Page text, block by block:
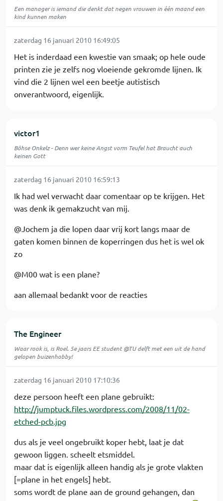
Een manager is iemand die denkt dat negen vrouwen in één maand een
kind kunnen maken
zaterdag 16 januari 2010 16:49:05
Het is inderdaad een kwestie van smaak; op hele oude
printen zie je zelfs nog vloeiende gekromde lijnen. Ik
vind die 2 lijnen wel een beetje autistisch
onverantwoord, eigenlijk.
victor1
Böhse Onkelz - Denn wer keine Angst vorm Teufel hat Braucht auch
keinen Gott
zaterdag 16 januari 2010 16:59:13
Ik had wel verwacht daar comentaar op te krijgen. Het
was denk ik gemakzucht van mij.
@Jochem ja die lopen daar vrij kort langs maar de
gaten komen binnen de koperringen dus het is wel ok
zo
@M00 wat is een plane?
aan allemaal bedankt voor de reacties
The Engineer
Waar rook is, is Roel. 5e jaars EE student @TU delft met een uit de hand
gelopen buizenhobby!
zaterdag 16 januari 2010 17:10:36
deze persoon heeft een plane gebruikt:
http://jumptuck.files.wordpress.com/2008/11/02-
etched-pcb.jpg
dus als je veel ongebruikt koper hebt, laat je dat
gewoon liggen. scheelt etsmiddel.
maar dat is eigenlijk alleen handig als je grote vlakten
[=plane in het engels] hebt.
soms wordt de plane aan de ground gehangen, dan